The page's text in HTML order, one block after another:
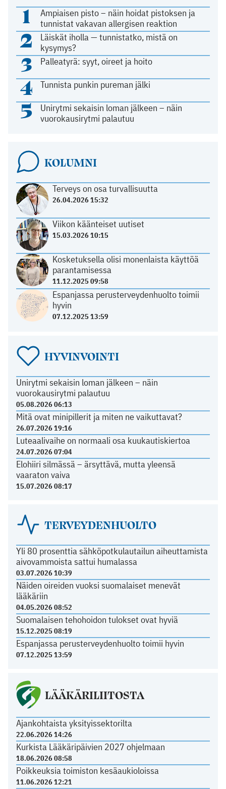
1
Ampiaisen pisto – näin hoidat pistoksen ja
tunnistat vakavan allergisen reaktion
2
Läiskät iholla — tunnistatko, mistä on
kysymys?
3 Palleatyrä: syyt, oireet ja hoito
4 Tunnista punkin pureman jälki
5
Unirytmi sekaisin loman jälkeen – näin
vuorokausirytmi palautuu
KOLUMNI
Terveys on osa turvallisuutta
26.04.2026 15:32
Viikon käänteiset uutiset
15.03.2026 10:15
Kosketuksella olisi monenlaista käyttöä
parantamisessa
11.12.2025 09:58
Espanjassa perusterveydenhuolto toimii
hyvin
07.12.2025 13:59
HYVINVOINTI
Unirytmi sekaisin loman jälkeen – näin
vuorokausirytmi palautuu
05.08.2026 06:13
Mitä ovat minipillerit ja miten ne vaikuttavat?
26.07.2026 19:16
Luteaalivaihe on normaali osa kuukautiskiertoa
24.07.2026 07:04
Elohiiri silmässä – ärsyttävä, mutta yleensä
vaaraton vaiva
15.07.2026 08:17
TERVEYDENHUOLTO
Yli 80 prosenttia sähköpotkulautailun aiheuttamista
aivovammoista sattui humalassa
03.07.2026 10:39
Näiden oireiden vuoksi suomalaiset menevät
lääkäriin
04.05.2026 08:52
Suomalaisen tehohoidon tulokset ovat hyviä
15.12.2025 08:19
Espanjassa perusterveydenhuolto toimii hyvin
07.12.2025 13:59
LÄÄKÄRILIITOSTA
Ajankohtaista yksityissektorilta
22.06.2026 14:26
Kurkista Lääkäripäivien 2027 ohjelmaan
18.06.2026 08:58
Poikkeuksia toimiston kesäaukioloissa
11.06.2026 12:21